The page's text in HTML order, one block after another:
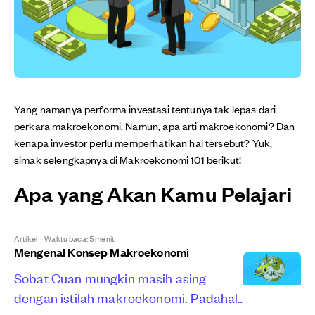
Yang namanya performa investasi tentunya tak lepas dari
perkara makroekonomi. Namun, apa arti makroekonomi? Dan
kenapa investor perlu memperhatikan hal tersebut? Yuk,
simak selengkapnya di Makroekonomi 101 berikut!
Apa yang Akan Kamu Pelajari
Artikel · Waktu baca: 5 menit
Mengenal Konsep Makroekonomi
Sobat Cuan mungkin masih asing
dengan istilah makroekonomi. Padahal,